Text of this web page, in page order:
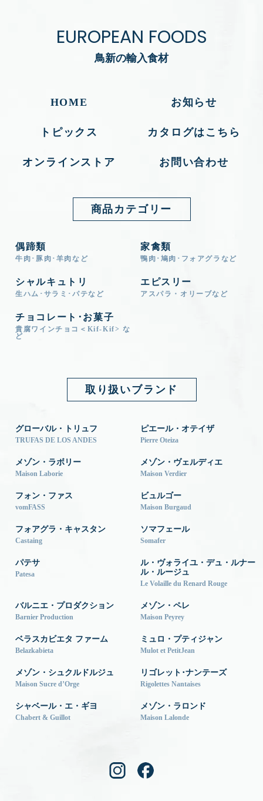
EUROPEAN FOODS
鳥新の輸入食材
HOME お知らせ
トピックス カタログはこちら
オンラインストア お問い合わせ
商品カテゴリー
偶蹄類
牛肉･豚肉･羊肉など
家禽類
鴨肉･鳩肉･フォアグラなど
シャルキュトリ
生ハム･サラミ･パテなど
エピスリー
アスパラ・オリーブなど
チョコレート･お菓子
貴腐ワインチョコ＜Kif-Kif> な
ど
取り扱いブランド
グローバル・トリュフ
TRUFAS DE LOS ANDES
ピエール・オテイザ
Pierre Oteiza
メゾン・ラボリー
Maison Laborie
メゾン・ヴェルディエ
Maison Verdier
フォン・ファス
vomFASS
ビュルゴー
Maison Burgaud
フォアグラ・キャスタン
Castaing
ソマフェール
Somafer
パテサ
Patesa
ル・ヴォライユ・デュ・ルナー
ル・ルージュ
Le Volaille du Renard Rouge
バルニエ・プロダクション
Barnier Production
メゾン・ペレ
Maison Peyrey
ベラスカビエタ ファーム
Belazkabieta
ミュロ・プティジャン
Mulot et PetitJean
メゾン・シュクルドルジュ
Maison Sucre d’Orge
リゴレット･ナンテーズ
Rigolettes Nantaises
シャベール・エ・ギヨ
Chabert & Guillot
メゾン・ラロンド
Maison Lalonde